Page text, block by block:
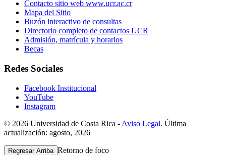
Contacto sitio web www.ucr.ac.cr
Mapa del Sitio
Buzón interactivo de consultas
Directorio completo de contactos UCR
Admisión, matrícula y horarios
Becas
Redes Sociales
Facebook Institucional
YouTube
Instagram
© 2026 Universidad de Costa Rica - Aviso Legal. Última
actualización: agosto, 2026
Regresar Arriba Retorno de foco